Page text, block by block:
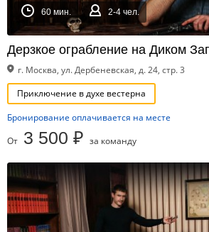
60 мин. 2-4 чел.
Дерзкое ограбление на Диком
г. Москва, ул. Дербеневская, д. 24, стр. 3
Приключение в духе вестерна
Бронирование оплачивается на месте
От 3 500 ₽ за команду